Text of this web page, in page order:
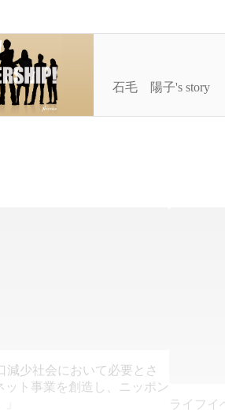
ス！！CSO石毛が
全貌。
石毛 陽子's story
減少社会において必要とさ
ット事業を創造し、ニッポン
ライフイ